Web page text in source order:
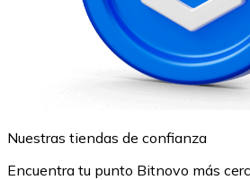
Nuestras tiendas de confianza
Encuentra tu punto Bitnovo más